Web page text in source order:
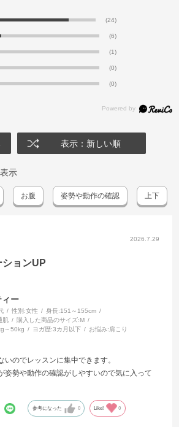
(24)
(6)
(1)
(0)
(0)
表示：新しい順
示
お腹 姿勢や動作の確認 上下
2026.7.29
ョンUP
ィー
性別:女性 身長:151～155cm
肌 購入した商品のサイズ:M
～50kg ヨガ歴:3カ月以下 お悩み:肩こり
いのでレッスンに集中できます。
姿勢や動作の確認がしやすいので気に入って
参考になった 0 Like! 0